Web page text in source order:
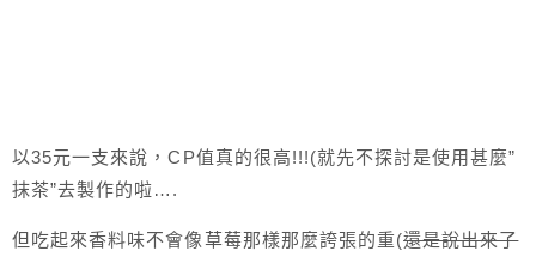
以35元一支來說，CP值真的很高!!!(就先不探討是使用甚麼”
抹茶”去製作的啦….
但吃起來香料味不會像草莓那樣那麼誇張的重(還是說出來了